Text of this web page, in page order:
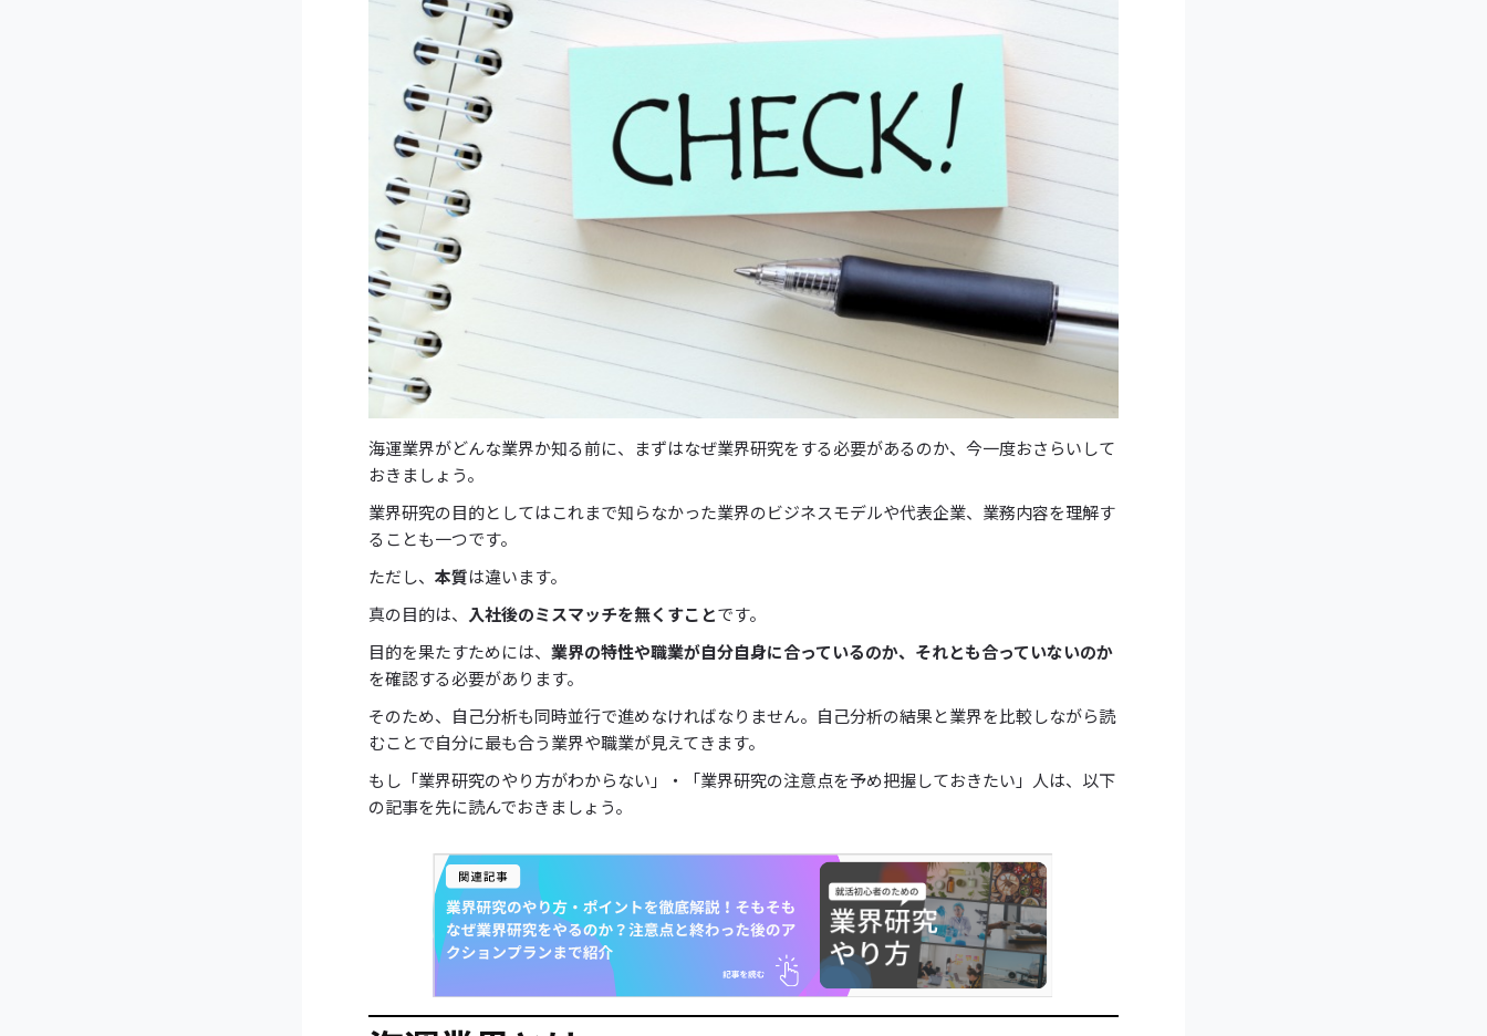
海運業界がどんな業界か知る前に、まずはなぜ業界研究をする必要があるのか、今一度おさらいして
おきましょう。
業界研究の目的としてはこれまで知らなかった業界のビジネスモデルや代表企業、業務内容を理解す
ることも一つです。
ただし、本質は違います。
真の目的は、 入社後のミスマッチを無くすことです。
目的を果たすためには、業界の特性や職業が自分自身に合っているのか、それとも合っていないのか
を確認する必要があります。
そのため、自己分析も同時並行で進めなければなりません。自己分析の結果と業界を比較しながら読
むことで自分に最も合う業界や職業が見えてきます。
もし「業界研究のやり方がわからない」・「業界研究の注意点を予め把握しておきたい」人は、以下
の記事を先に読んでおきましょう。